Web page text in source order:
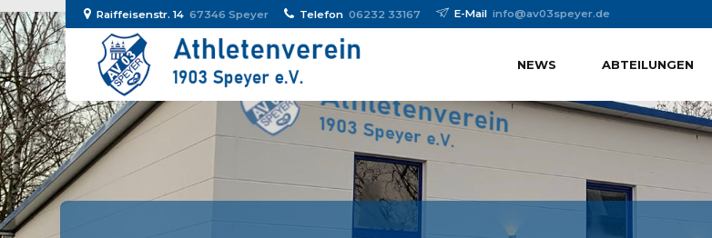
Raiffeisenstr. 14 67346 Speyer Telefon 06232 33167 E-Mail info@av03speyer.de
NEWS ABTEILUNGEN